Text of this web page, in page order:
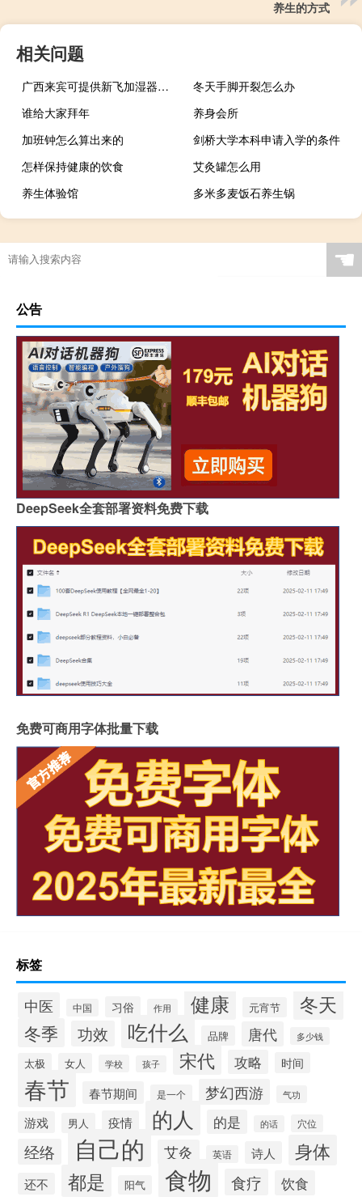
养生的方式
相关问题
广西来宾可提供新飞加湿器维修服务地址在哪
冬天手脚开裂怎么办
谁给大家拜年
养身会所
加班钟怎么算出来的
剑桥大学本科申请入学的条件
怎样保持健康的饮食
艾灸罐怎么用
养生体验馆
多米多麦饭石养生锅
☚
公告
DeepSeek全套部署资料免费下载
免费可商用字体批量下载
标签
中医 中国 习俗 作用 健康 元宵节 冬天
冬季 功效 吃什么 品牌 唐代 多少钱
太极 女人 学校 孩子 宋代 攻略 时间
春节 春节期间 是一个 梦幻西游 气功
游戏 男人 疫情 的人 的是 的话 穴位
经络 自己的 艾灸 英语 诗人 身体
还不 都是 阳气 食物 食疗 饮食